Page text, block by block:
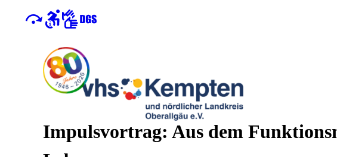
Impulsvortrag: Aus dem